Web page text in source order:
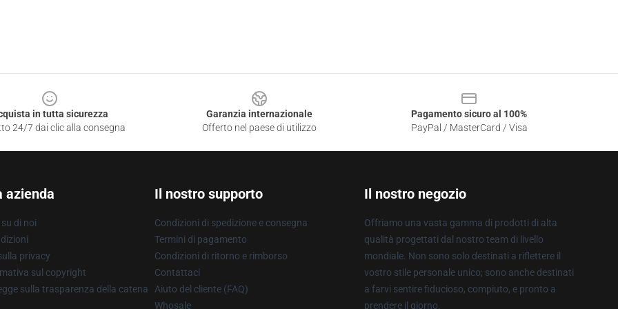
in tutta sicurezza
24/7 dai clic alla consegna
Garanzia internazionale
Offerto nel paese di utilizzo
Pagamento sicuro al 100%
PayPal / MasterCard / Visa
azienda
di noi
privacy
sul copyright
sulla trasparenza della catena
Il nostro supporto
Condizioni di spedizione e consegna
Termini di pagamento
Condizioni di ritorno e rimborso
Contattaci
Aiuto del cliente (FAQ)
Whosale
Il nostro negozio
Offriamo una vasta gamma di prodotti di alta
qualità progettati dal nostro team di livello
mondiale. Non sono solo destinati a riflettere il
vostro stile personale unico; sono anche destinati
a farvi sentire fiducioso, compiuto, e pronto a
prendere il giorno.